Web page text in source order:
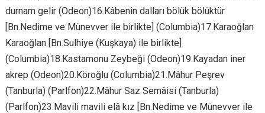
durnam gelir (Odeon)16.Kâbenin dalları bölük bölüktür
[Bn.Nedime ve Münevver ile birlikte] (Columbia)17.Karaoğlan
Karaoğlan [Bn.Sulhiye (Kuşkaya) ile birlikte]
(Columbia)18.Kastamonu Zeybeği (Odeon)19.Kayadan iner
akrep (Odeon)20.Köroğlu (Columbia)21.Mâhur Peşrev
(Tanburla) (Parlfon)22.Mâhur Saz Semâisi (Tanburla)
(Parlfon)23.Mavili mavili elâ kız [Bn.Nedime ve Münevver ile